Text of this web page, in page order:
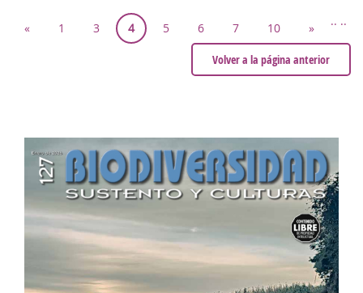
« 1 ..
3 4 5 6 7 ..
10 »
Volver a la página anterior